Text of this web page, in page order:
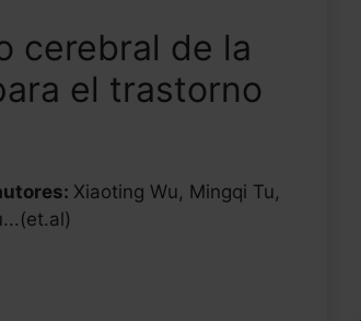
cerebral de la
el trastorno
Xiaoting Wu, Mingqi Tu,